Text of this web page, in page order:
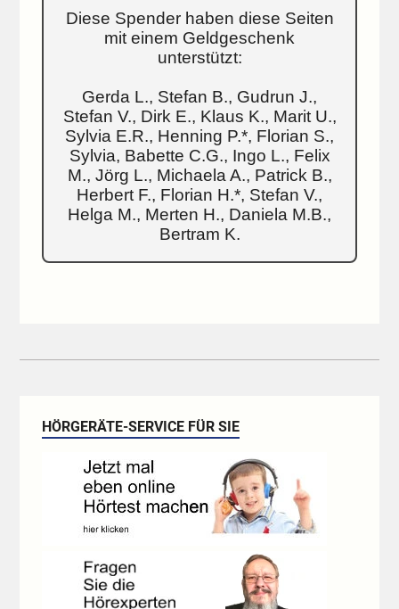
Diese Spender haben diese Seiten
mit einem Geldgeschenk
unterstützt:
Gerda L., Stefan B., Gudrun J.,
Stefan V., Dirk E., Klaus K., Marit U.,
Sylvia E.R., Henning P.*, Florian S.,
Sylvia, Babette C.G., Ingo L., Felix
M., Jörg L., Michaela A., Patrick B.,
Herbert F., Florian H.*, Stefan V.,
Helga M., Merten H., Daniela M.B.,
Bertram K.
HÖRGERÄTE-SERVICE FÜR SIE